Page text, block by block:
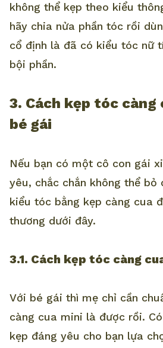
không thể kẹp theo kiểu
hãy chia nửa phần tóc rồi
cổ định là đã có kiểu tóc nữ
bội phần.
3. Cách kẹp tóc càng
bé gái
Nếu bạn có một cô con gái
yêu, chắc chắn không thể
kiểu tóc bằng kẹp càng cua
thương dưới đây.
3.1. Cách kẹp tóc càng
Với bé gái thì mẹ chỉ cần
càng cua mini là được rồi.
kẹp đáng yêu cho bạn lựa